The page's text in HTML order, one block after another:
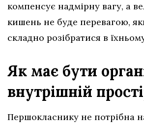
компенсує надмірну вагу, а
кишень не буде перевагою,
складно розібратися в
Як має бути
внутрішній
Першокласнику не потрібна